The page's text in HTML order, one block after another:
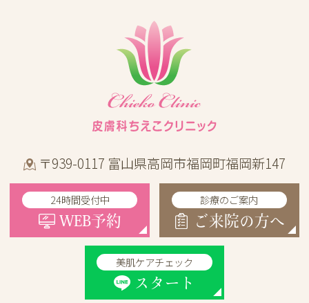
〒939-0117 富山県高岡市福岡町福岡新147
24時間受付中
WEB予約
診療のご案内
ご来院の方へ
美肌ケアチェック
スタート